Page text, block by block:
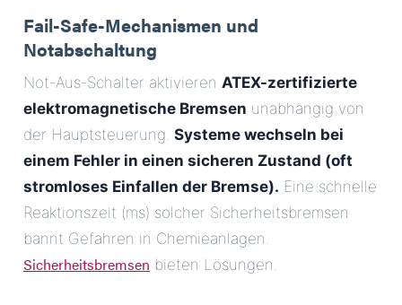
Fail-Safe-Mechanismen und
Notabschaltung
Not-Aus-Schalter aktivieren ATEX-zertifizierte
elektromagnetische Bremsen unabhängig von
der Hauptsteuerung. Systeme wechseln bei
einem Fehler in einen sicheren Zustand (oft
stromloses Einfallen der Bremse). Eine schnelle
Reaktionszeit (ms) solcher Sicherheitsbremsen
bannt Gefahren in Chemieanlagen.
Sicherheitsbremsen bieten Lösungen.